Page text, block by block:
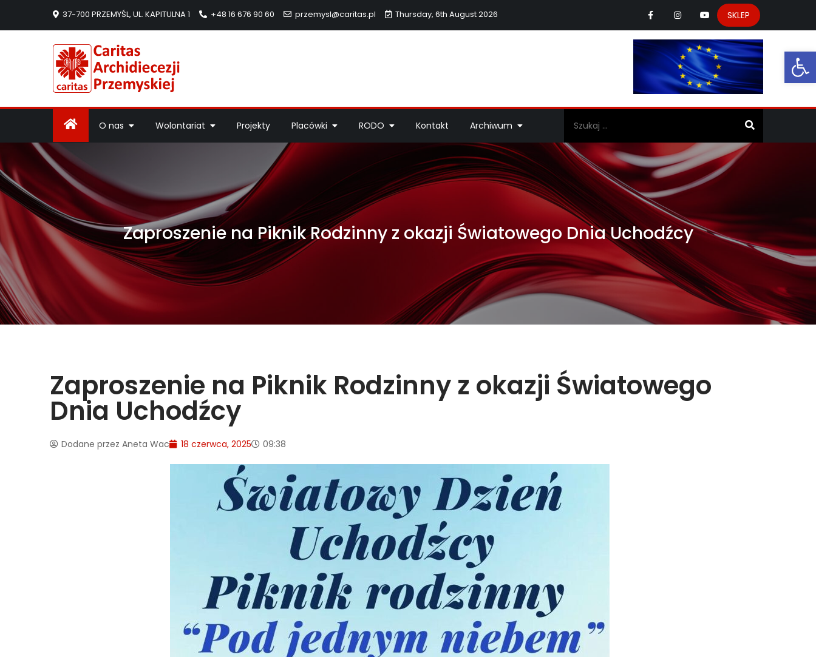
37-700 PRZEMYŚL, UL. KAPITULNA 1 +48 16 676 90 60 przemysl@caritas.pl Thursday, 6th August 2026 SKLEP
O nas Wolontariat Projekty Placówki RODO Kontakt Archiwum
Zaproszenie na Piknik Rodzinny z okazji Światowego Dnia Uchodźcy
Zaproszenie na Piknik Rodzinny z okazji Światowego
Dnia Uchodźcy
Dodane przez Aneta Wac 18 czerwca, 2025 09:38